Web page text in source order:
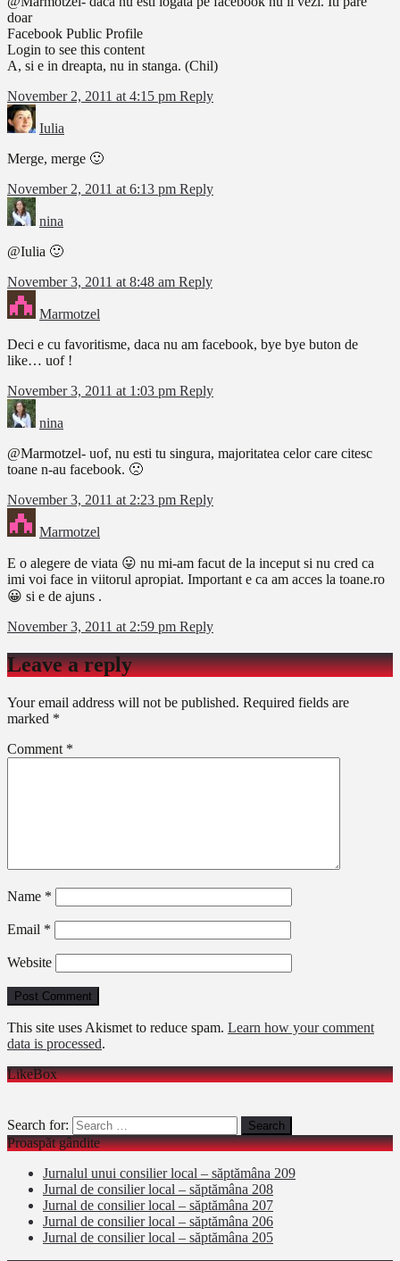
doar
Facebook Public Profile
Login to see this content
A, si e in dreapta, nu in stanga. (Chil)
November 2, 2011 at 4:15 pm Reply
Iulia
Merge, merge 🙂
November 2, 2011 at 6:13 pm Reply
nina
@Iulia 🙂
November 3, 2011 at 8:48 am Reply
Marmotzel
Deci e cu favoritisme, daca nu am facebook, bye bye buton de
like… uof !
November 3, 2011 at 1:03 pm Reply
nina
@Marmotzel- uof, nu esti tu singura, majoritatea celor care citesc
toane n-au facebook. 🙁
November 3, 2011 at 2:23 pm Reply
Marmotzel
E o alegere de viata 😛 nu mi-am facut de la inceput si nu cred ca
imi voi face in viitorul apropiat. Important e ca am acces la toane.ro
😀 si e de ajuns .
November 3, 2011 at 2:59 pm Reply
Leave a reply
Your email address will not be published. Required fields are
marked *
Comment *
Name *
Email *
Website
This site uses Akismet to reduce spam. Learn how your comment
data is processed.
LikeBox
Search for:
Proaspăt gândite
Jurnalul unui consilier local – săptămâna 209
Jurnal de consilier local – săptămâna 208
Jurnal de consilier local – săptămâna 207
Jurnal de consilier local – săptămâna 206
Jurnal de consilier local – săptămâna 205